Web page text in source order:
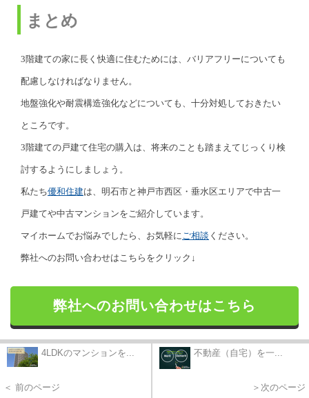
まとめ
3階建ての家に長く快適に住むためには、バリアフリーについても
配慮しなければなりません。
地盤強化や耐震構造強化などについても、十分対処しておきたい
ところです。
3階建ての戸建て住宅の購入は、将来のことも踏まえてじっくり検
討するようにしましょう。
私たち優和住建は、明石市と神戸市西区・垂水区エリアで中古一
戸建てや中古マンションをご紹介しています。
マイホームでお悩みでしたら、お気軽に ご相談 ください。
弊社へのお問い合わせはこちらをクリック↓
弊社へのお問い合わせはこちら
4LDKのマンションを...
＜ 前のページ
不動産（自宅）を一...
＞次のページ